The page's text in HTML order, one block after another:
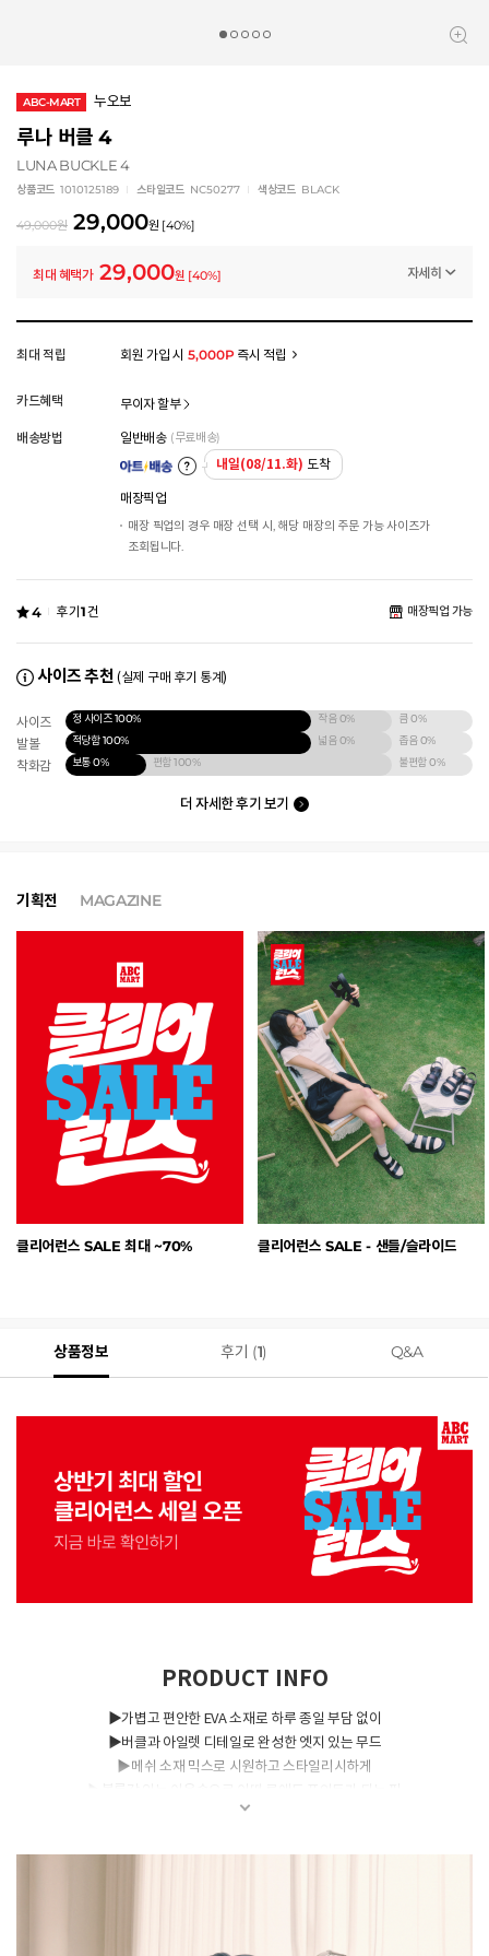
ABC-MART 누오보
루나 버클 4
LUNA BUCKLE 4
상품코드 1010125189 스타일코드 NC50277 색상코드 BLACK
49,000원 29,000원 [40%]
최대 혜택가 29,000원 [40%] 자세히
모든 혜택이 적용된 금액으로, 실제 결제 금액과는 차이가 있을 수 있습니다.
최대 적립 회원 가입 시 5,000P즉시 적립
카드혜택 무이자 할부
배송방법 일반배송 (무료배송)
내일(08/11.화) 도착
매장픽업
매장 픽업의 경우 매장 선택 시, 해당 매장의 주문 가능 사이즈가
조회됩니다.
4 후기1건 매장픽업 가능
사이즈 추천 (실제 구매 후기 통계)
사이즈 정 사이즈100% 작음0% 큼0%
발볼 적당함100% 넓음0% 좁음0%
착화감 보통0% 편함100% 불편함0%
더 자세한 후기 보기
기획전 MAGAZINE
클리어런스 SALE 최대 ~70% 클리어런스 SALE - 샌들/슬라이드
상품정보 후기 (1) Q&A
PRODUCT INFO
▶가볍고 편안한 EVA 소재로 하루 종일 부담 없이
▶버클과 아일렛 디테일로 완성한 엣지 있는 무드
▶메쉬 소재 믹스로 시원하고 스타일리시하게